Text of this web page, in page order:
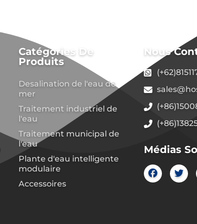
Catégories De
Produits
Desalination de l'eau de
mer
Traitement industriel de
l'eau
Traitement municipal de
l'eau
Plante d'eau intelligente
modulaire
Accessoires
Nous
Médias